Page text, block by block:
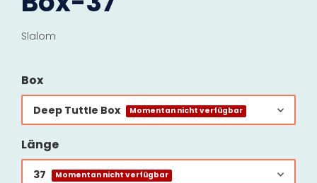
Slalom
Box
Deep Tuttle Box Momentan nicht verfügbar
Länge
37 Momentan nicht verfügbar